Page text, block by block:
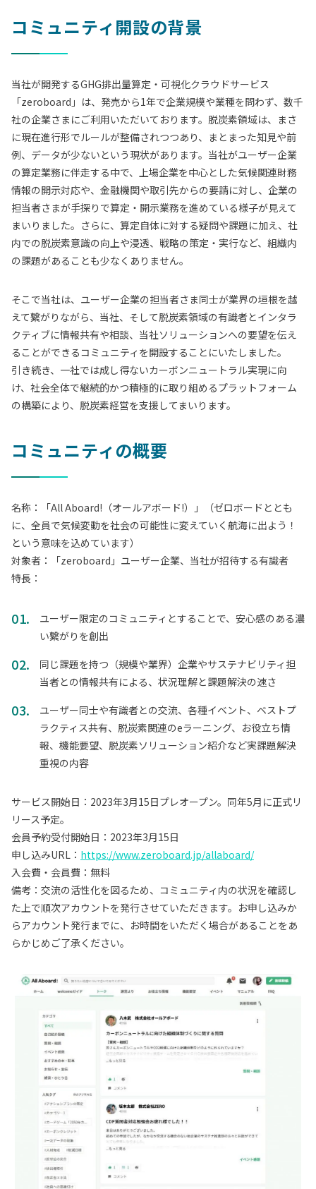
コミュニティ開設の背景
当社が開発するGHG排出量算定・可視化クラウドサービス
「zeroboard」は、発売から1年で企業規模や業種を問わず、数千
社の企業さまにご利用いただいております。脱炭素領域は、まさ
に現在進行形でルールが整備されつつあり、まとまった知見や前
例、データが少ないという現状があります。当社がユーザー企業
の算定業務に伴走する中で、上場企業を中心とした気候関連財務
情報の開示対応や、金融機関や取引先からの要請に対し、企業の
担当者さまが手探りで算定・開示業務を進めている様子が見えて
まいりました。さらに、算定自体に対する疑問や課題に加え、社
内での脱炭素意識の向上や浸透、戦略の策定・実行など、組織内
の課題があることも少なくありません。
そこで当社は、ユーザー企業の担当者さま同士が業界の垣根を越
えて繋がりながら、当社、そして脱炭素領域の有識者とインタラ
クティブに情報共有や相談、当社ソリューションへの要望を伝え
ることができるコミュニティを開設することにいたしました。
引き続き、一社では成し得ないカーボンニュートラル実現に向
け、社会全体で継続的かつ積極的に取り組めるプラットフォーム
の構築により、脱炭素経営を支援してまいります。
コミュニティの概要
名称：「All Aboard!（オールアボード!）」（ゼロボードととも
に、全員で気候変動を社会の可能性に変えていく航海に出よう！
という意味を込めています）
対象者：「zeroboard」ユーザー企業、当社が招待する有識者
特長：
ユーザー限定のコミュニティとすることで、安心感のある濃
い繋がりを創出
同じ課題を持つ（規模や業界）企業やサステナビリティ担
当者との情報共有による、状況理解と課題解決の速さ
ユーザー同士や有識者との交流、各種イベント、ベストプ
ラクティス共有、脱炭素関連のeラーニング、お役立ち情
報、機能要望、脱炭素ソリューション紹介など実課題解決
重視の内容
サービス開始日：2023年3月15日プレオープン。同年5月に正式リ
リース予定。
会員予約受付開始日：2023年3月15日
申し込みURL： https://www.zeroboard.jp/allaboard/
入会費・会員費：無料
備考：交流の活性化を図るため、コミュニティ内の状況を確認し
た上で順次アカウントを発行させていただきます。お申し込みか
らアカウント発行までに、お時間をいただく場合があることをあ
らかじめご了承ください。